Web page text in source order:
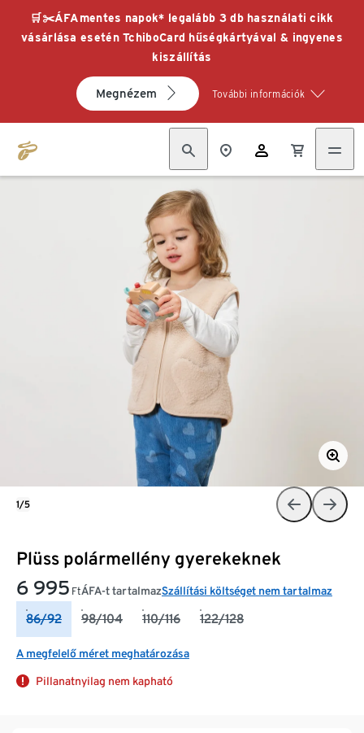
🛒✂️ÁFAmentes napok* legalább 3 db használati cikk
vásárlása esetén TchiboCard hűségkártyával & ingyenes
kiszállítás
Megnézem További információk
Plüss polármellény gyerekeknek
6 995 FtÁFA-t tartalmazSzállítási költséget nem tartalmaz
86/92 98/104 110/116 122/128
A megfelelő méret meghatározása
Pillanatnyilag nem kapható
1/5